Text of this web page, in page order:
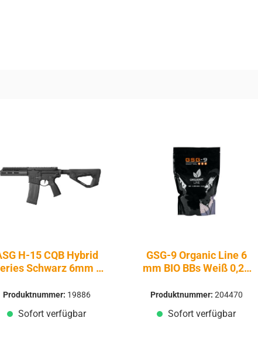
H-15 CQB Hybrid
Schwarz 6mm -
Produktnummer: 19886
Sofort verfügbar
GSG-9 Organic Line 6
mm BIO BBs Weiß 0,20
Produktnummer: 204470
Sofort verfügbar